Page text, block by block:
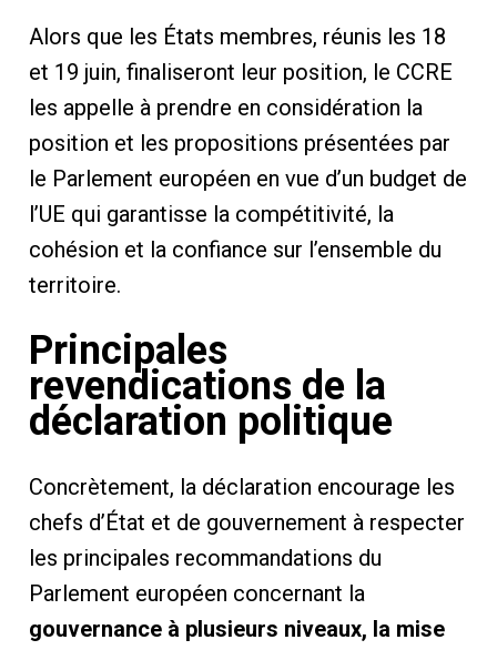
Alors que les États membres, réunis les 18
et 19 juin, finaliseront leur position, le CCRE
les appelle à prendre en considération la
position et les propositions présentées par
le Parlement européen en vue d’un budget de
l’UE qui garantisse la compétitivité, la
cohésion et la confiance sur l’ensemble du
territoire.
Principales
revendications de la
déclaration politique
Concrètement, la déclaration encourage les
chefs d’État et de gouvernement à respecter
les principales recommandations du
Parlement européen concernant la
gouvernance à plusieurs niveaux, la mise